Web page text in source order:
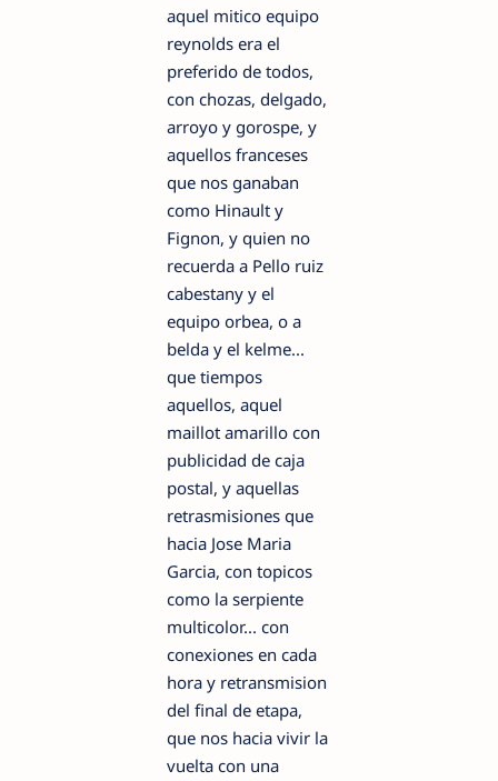
aquel mitico equipo
reynolds era el
preferido de todos,
con chozas, delgado,
arroyo y gorospe, y
aquellos franceses
que nos ganaban
como Hinault y
Fignon, y quien no
recuerda a Pello ruiz
cabestany y el
equipo orbea, o a
belda y el kelme...
que tiempos
aquellos, aquel
maillot amarillo con
publicidad de caja
postal, y aquellas
retrasmisiones que
hacia Jose Maria
Garcia, con topicos
como la serpiente
multicolor... con
conexiones en cada
hora y retransmision
del final de etapa,
que nos hacia vivir la
vuelta con una